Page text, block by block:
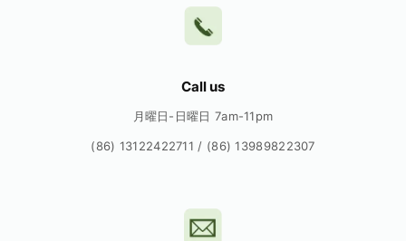
Call us
月曜日-日曜日 7am-11pm
(86) 13122422711 / (86) 13989822307